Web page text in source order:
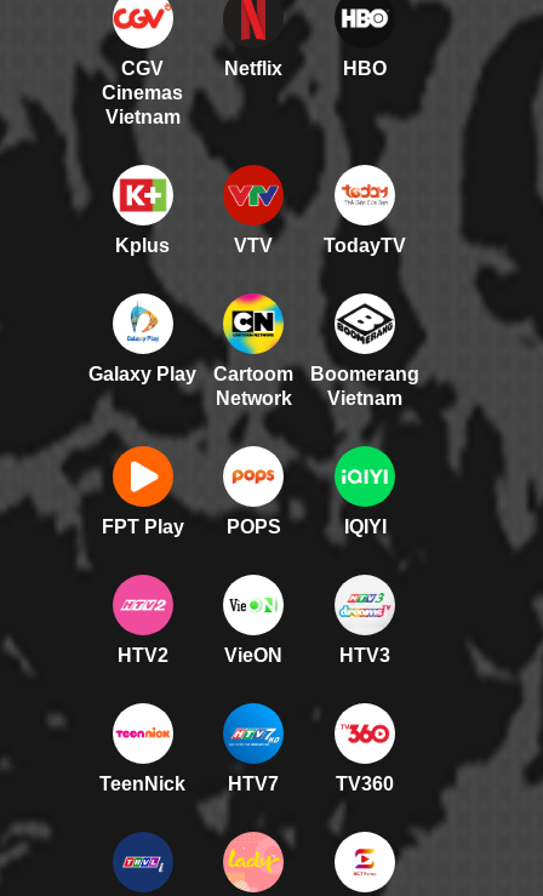
CGV
Cinemas
Vietnam
Netflix HBO
Kplus VTV TodayTV
Galaxy Play
Cartoom
Network
Boomerang
Vietnam
FPT Play POPS IQIYI
HTV2 VieON HTV3
TeenNick HTV7 TV360